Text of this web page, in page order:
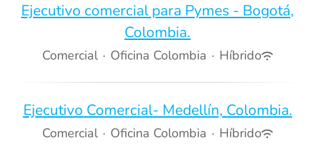
Ejecutivo comercial para Pymes - Bogotá,
Colombia.
Comercial · Oficina Colombia · Híbrido
Ejecutivo Comercial- Medellín, Colombia.
Comercial · Oficina Colombia · Híbrido